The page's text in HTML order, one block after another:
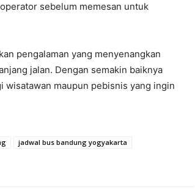
sebelum memesan untuk
pengalaman yang menyenangkan
jalan. Dengan semakin baiknya
maupun pebisnis yang ingin
jadwal bus bandung yogyakarta